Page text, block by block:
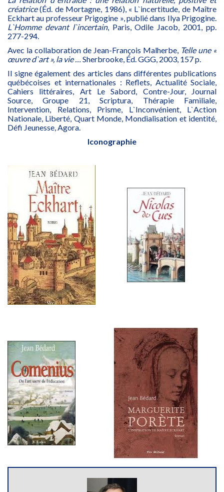
créatrice(Éd. de Mortagne, 1986), « L`incertitude, de Maître
Eckhart au professeur Prigogine », publié dans Ilya Prigogine.
L`Homme devant l`incertain, Paris, Odile Jacob, 2001, pp.
277-294.
Avec la collaboration de Jean-François Malherbe, Telle une «
œuvre d`art », la vie … Sherbrooke, Éd. GGG, 2003, 157 p.
Il signe également des articles dans différentes publications
québécoises et internationales : Reflets, Actualité Sociale,
Cahiers littéraires, Art Le Sabord, Contre-Jour, Journal
Source, Groupe 21, Scriptura, Thérapie Familiale,
Intervention, Relations, Prisme, L`Inconvénient, L`Action
Nationale, Liberté, Quart Monde, Mondialisation et identité,
Défi Jeunesse, Agora.
Iconographie